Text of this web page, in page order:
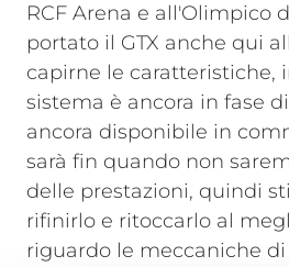
RCF Arena e all'Olimpico
portato il GTX anche qui
capirne le caratteristiche,
sistema è ancora in fase
ancora disponibile in
sarà fin quando non
delle prestazioni, quindi
rifinirlo e ritoccarlo al
riguardo le meccaniche